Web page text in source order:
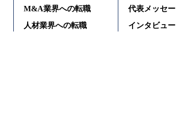
M&A業界への転職
人材業界への転職
代表メッセ
インタビュー